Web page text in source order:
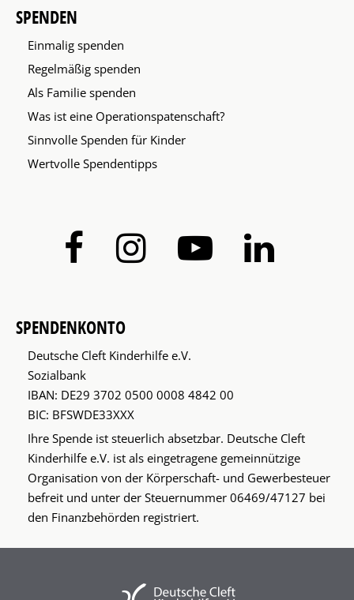
SPENDEN
Einmalig spenden
Regelmäßig spenden
Als Familie spenden
Was ist eine Operationspatenschaft?
Sinnvolle Spenden für Kinder
Wertvolle Spendentipps
SPENDENKONTO
Deutsche Cleft Kinderhilfe e.V.
Sozialbank
IBAN: DE29 3702 0500 0008 4842 00
BIC: BFSWDE33XXX
Ihre Spende ist steuerlich absetzbar. Deutsche Cleft
Kinderhilfe e.V. ist als eingetragene gemeinnützige
Organisation von der Körperschaft- und Gewerbesteuer
befreit und unter der Steuernummer 06469/47127 bei
den Finanzbehörden registriert.